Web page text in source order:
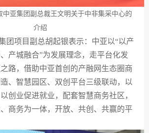
中亚集团副总裁王文明关于中非集采中心的
介绍
团项目副总胡起银表示：中亚以“以产
产城融合”为发展理念，走平台化发
路，借助中亚首创的产融网生态圈商
、智慧园区、双创平台三级联动，以
创业促进就业，配套智慧商务社区，
商务为一体，开放、共创、共赢的平